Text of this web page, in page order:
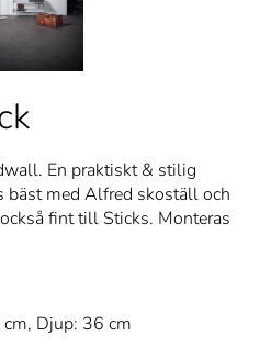
En praktiskt & stilig
bäst med Alfred skoställ och
fint till Sticks. Monteras
Djup: 36 cm